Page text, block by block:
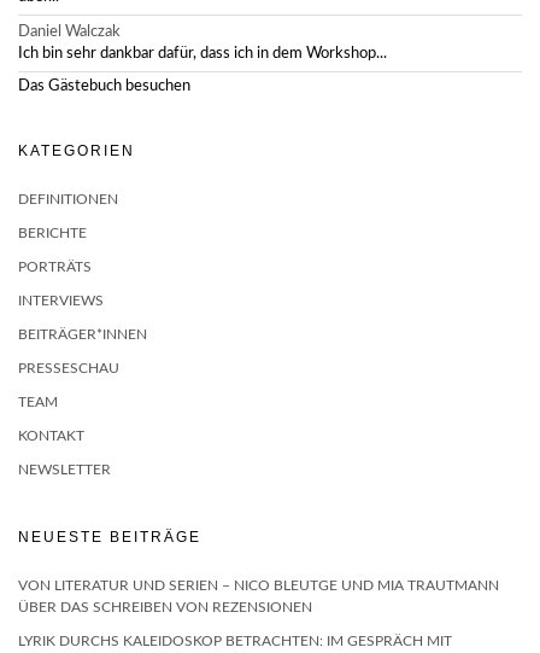
Daniel Walczak
Ich bin sehr dankbar dafür, dass ich in dem Workshop...
Das Gästebuch besuchen
KATEGORIEN
DEFINITIONEN
BERICHTE
PORTRÄTS
INTERVIEWS
BEITRÄGER*INNEN
PRESSESCHAU
TEAM
KONTAKT
NEWSLETTER
NEUESTE BEITRÄGE
VON LITERATUR UND SERIEN – NICO BLEUTGE UND MIA TRAUTMANN
ÜBER DAS SCHREIBEN VON REZENSIONEN
LYRIK DURCHS KALEIDOSKOP BETRACHTEN: IM GESPRÄCH MIT